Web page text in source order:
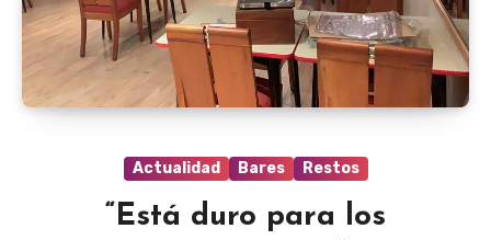
Actualidad Bares Restos
“Está duro para los